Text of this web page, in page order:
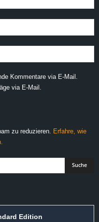
Kommentare via E-Mail.
via E-Mail.
zu reduzieren.
Erfahre, wie
Edition